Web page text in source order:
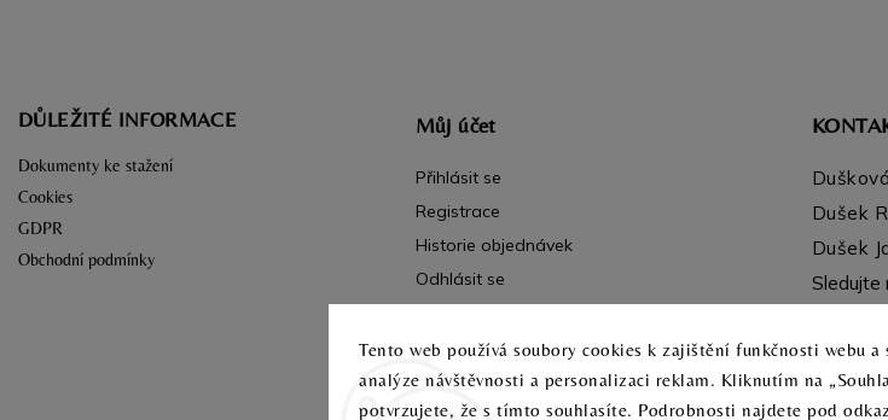
Tento web používá soubory cookies k zajištění funkčnosti webu a
analýze návštěvnosti a personalizaci reklam. Kliknutím na
potvrzujete, že s tímto souhlasíte. Podrobnosti najdete pod
DŮLEŽITÉ INFORMACE
Dokumenty ke stažení
Cookies
GDPR
Obchodní podmínky
Můj účet
Přihlásit se
Registrace
Historie objednávek
Odhlásit se
Dušek
Dušek
Sledujte